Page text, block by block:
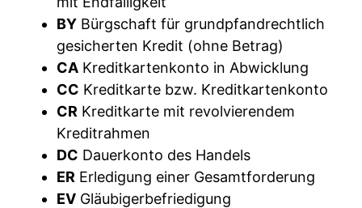
BY Bürgschaft für grundpfandrechtlich
gesicherten Kredit (ohne Betrag)
CA Kreditkartenkonto in Abwicklung
CC Kreditkarte bzw. Kreditkartenkonto
CR Kreditkarte mit revolvierendem
Kreditrahmen
DC Dauerkonto des Handels
ER Erledigung einer Gesamtforderung
EV Gläubigerbefriedigung